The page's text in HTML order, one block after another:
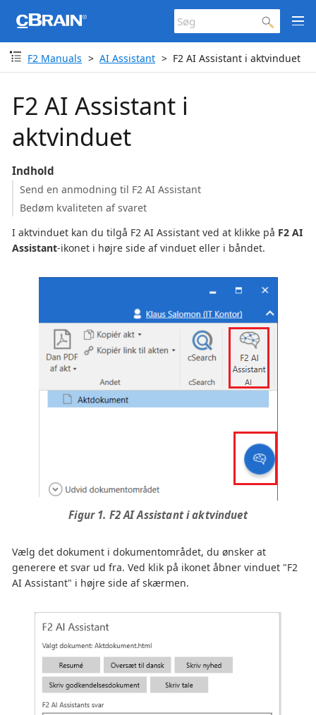
F2 Manuals AI Assistant F2 AI Assistant i aktvinduet
F2 AI Assistant i
aktvinduet
Indhold
Send en anmodning til F2 AI Assistant
Bedøm kvaliteten af svaret
I aktvinduet kan du tilgå F2 AI Assistant ved at klikke på F2 AI
Assistant-ikonet i højre side af vinduet eller i båndet.
Figur 1. F2 AI Assistant i aktvinduet
Vælg det dokument i dokumentområdet, du ønsker at
generere et svar ud fra. Ved klik på ikonet åbner vinduet "F2
AI Assistant" i højre side af skærmen.